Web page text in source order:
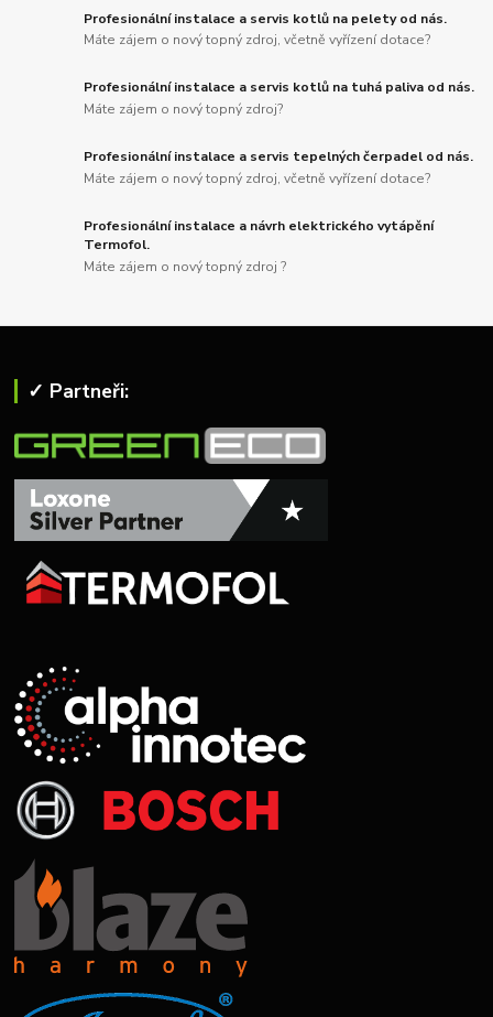
Profesionální instalace a servis kotlů na pelety od nás.
Máte zájem o nový topný zdroj, včetně vyřízení dotace?
Profesionální instalace a servis kotlů na tuhá paliva od nás.
Máte zájem o nový topný zdroj?
Profesionální instalace a servis tepelných čerpadel od nás.
Máte zájem o nový topný zdroj, včetně vyřízení dotace?
Profesionální instalace a návrh elektrického vytápění
Termofol.
Máte zájem o nový topný zdroj ?
✓ Partneři: